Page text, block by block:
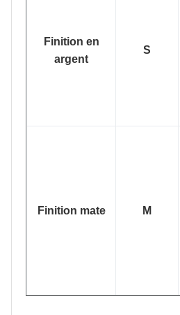
Finition en
argent
S
Finition mate M